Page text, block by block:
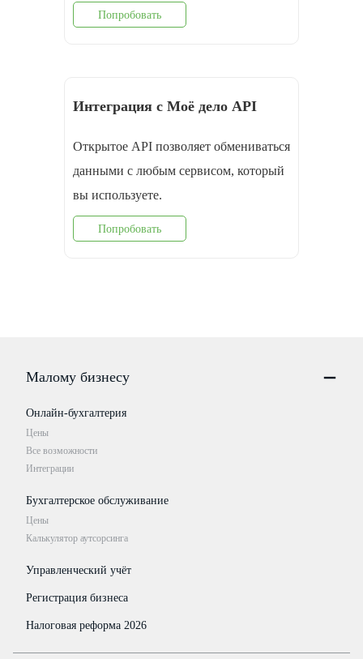
Попробовать
Интеграция с Моё дело API
Открытое API позволяет обмениваться
данными с любым сервисом, который
вы используете.
Попробовать
Малому бизнесу
Онлайн-бухгалтерия
Цены
Все возможности
Интеграции
Бухгалтерское обслуживание
Цены
Калькулятор аутсорсинга
Управленческий учёт
Регистрация бизнеса
Налоговая реформа 2026